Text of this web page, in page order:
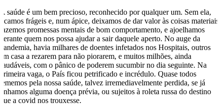
A saúde é um bem precioso, reconhecido por qualquer um. Sem ela,
ficamos frágeis e, num ápice, deixamos de dar valor às coisas materiais,
fazemos promessas mentais de bom comportamento, e ajoelhamos
perante quem nos possa ajudar a sair daquele aperto. No auge da
pandemia, havia milhares de doentes infetados nos Hospitais, outros
em casa a rezarem para não piorarem, e muitos milhões, ainda
saudáveis, com o pânico de poderem sucumbir no dia seguinte. Na
primeira vaga, o País ficou petrificado e incrédulo. Quase todos
tememos pela nossa saúde, talvez irremediavelmente perdida, se já
tínhamos alguma doença prévia, ou sujeitos à roleta russa do destino
que a covid nos trouxesse.